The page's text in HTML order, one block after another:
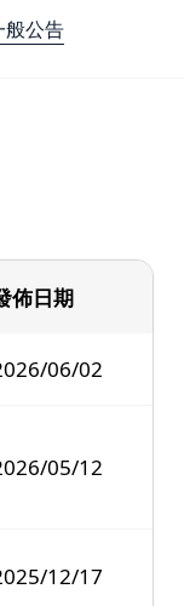
般公告
佈日期
06/02
05/12
12/17